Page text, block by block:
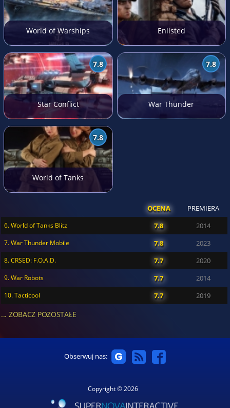
World of Warships Enlisted
7.8
Star Conflict
7.8
War Thunder
7.8
World of Tanks
OCENA PREMIERA
6. World of Tanks Blitz 7.8 2014
7. War Thunder Mobile 7.8 2023
8. CRSED: F.O.A.D. 7.7 2020
9. War Robots 7.7 2014
10. Tacticool 7.7 2019
... ZOBACZ POZOSTAŁE
Obserwuj nas:
Copyright © 2026